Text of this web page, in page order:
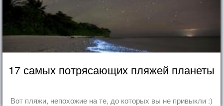
17 самых потрясающих пляжей планеты
Вот пляжи, непохожие на те, до которых вы не привыкли :)